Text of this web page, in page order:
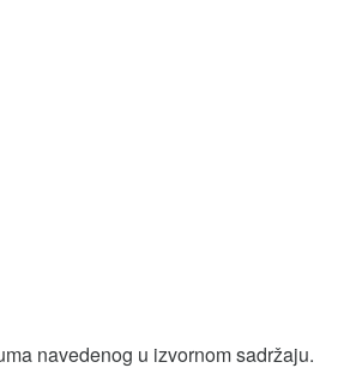
navedenog u izvornom sadržaju.